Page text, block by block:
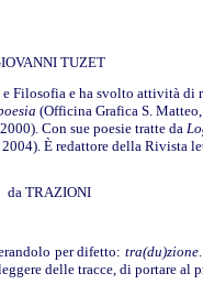
TUZET
Filosofia e ha svolto attività di
(Officina Grafica S.
Con sue poesie tratte da
È redattore della Rivista
da TRAZIONI
per difetto: tra(du)zione
delle tracce, di portare al